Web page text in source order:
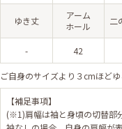
ゆき丈
アーム
ホール
二
- 42
ご自身のサイズより３cmほどゆ
【補足事項】
(※1)肩幅は袖と身頃の切替部